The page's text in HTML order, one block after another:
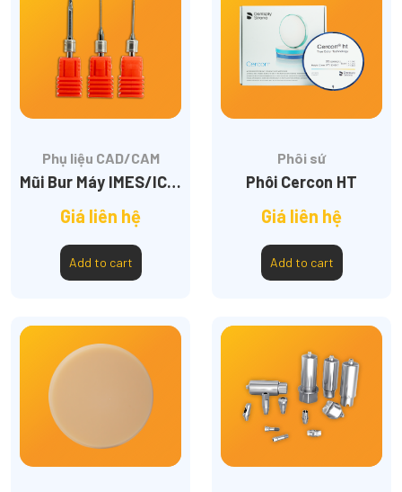
Phụ liệu CAD/CAM
Mũi Bur Máy IMES/ICORE 350
Giá liên hệ
Add to cart
Phôi sứ
Phôi Cercon HT
Giá liên hệ
Add to cart